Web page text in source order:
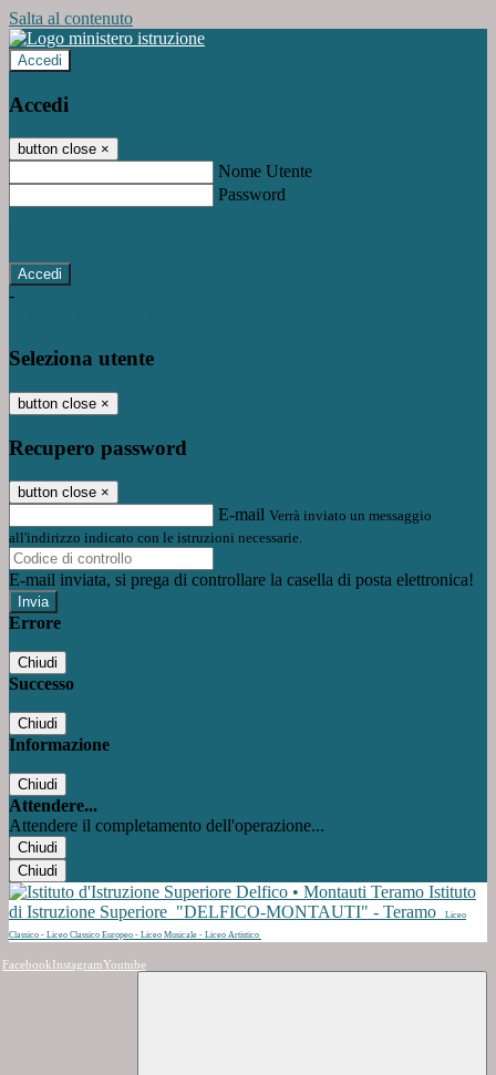
Salta al contenuto
Accedi
Accedi
button close ×
Nome Utente
Password
-
Seleziona utente
button close ×
Recupero password
button close ×
E-mail Verrà inviato un messaggio
all'indirizzo indicato con le istruzioni necessarie.
E-mail inviata, si prega di controllare la casella di posta elettronica!
Errore
Chiudi
Successo
Chiudi
Informazione
Chiudi
Attendere...
Attendere il completamento dell'operazione...
Chiudi
Chiudi
Istituto
di Istruzione Superiore "DELFICO-MONTAUTI" - Teramo
Liceo
Classico - Liceo Classico Europeo - Liceo Musicale - Liceo Artistico
Facebook InstagramYoutube